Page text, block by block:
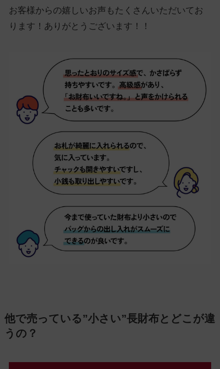
お客様からの嬉しいお声もたくさんいただいてお
ります！ありがとうございます！！
他で売っている”小さい”長財布とどこが違
うの？